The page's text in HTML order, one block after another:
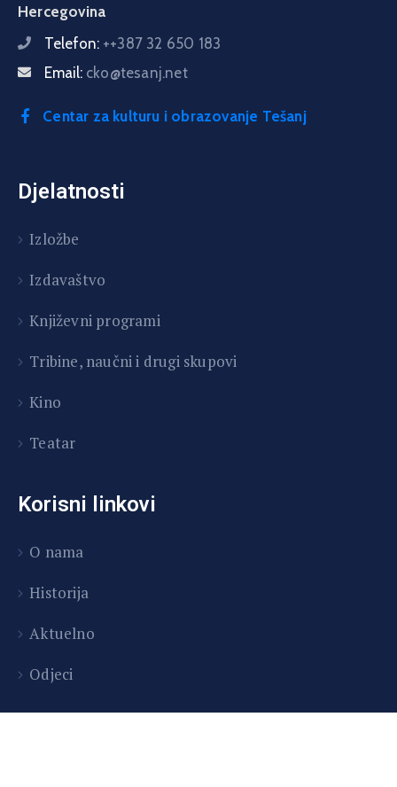
Hercegovina
Telefon: ++387 32 650 183
Email: cko@tesanj.net
Centar za kulturu i obrazovanje Tešanj
Djelatnosti
Izložbe
Izdavaštvo
Književni programi
Tribine, naučni i drugi skupovi
Kino
Teatar
Korisni linkovi
O nama
Historija
Aktuelno
Odjeci